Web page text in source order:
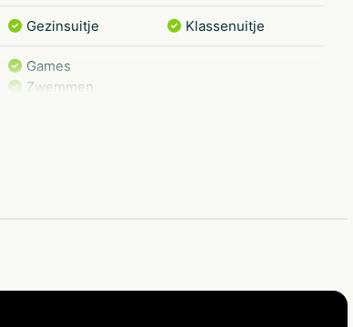
Gezinsuitje Klassenuitje
Games
Zwemmen